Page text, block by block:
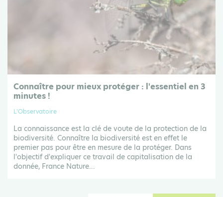
Connaître pour mieux protéger : l'essentiel en 3
minutes !
L'Observatoire
La connaissance est la clé de voute de la protection de la
biodiversité. Connaître la biodiversité est en effet le
premier pas pour être en mesure de la protéger. Dans
l'objectif d'expliquer ce travail de capitalisation de la
donnée, France Nature...